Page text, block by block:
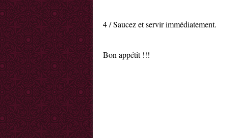
4 / Saucez et servir immédiatement.
Bon appétit !!!